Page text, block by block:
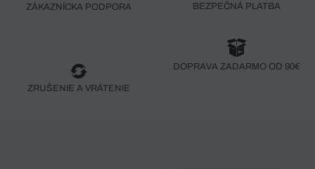
ZÁKAZNÍCKA PODPORA BEZPEČNÁ PLATBA
ZRUŠENIE A VRÁTENIE
DOPRAVA ZADARMO OD 90€